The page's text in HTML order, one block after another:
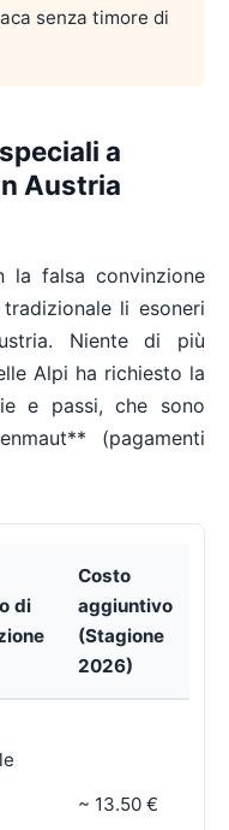
senza timore di
a
Austria
la falsa convinzione
li esoneri
Niente di più
Alpi ha richiesto la
e passi, che sono
(pagamenti
di
Costo
aggiuntivo
(Stagione
2026)
~ 13.50 €